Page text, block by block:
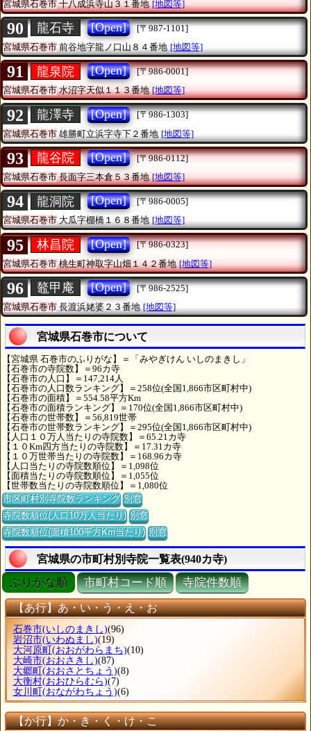
宮城県石巻市十八成浜寺山３１番地 [地図等]
90 龍石寺 [Open]
[〒987-1101]
宮城県石巻市 前谷地字龍ノ口山８４番地 [地図等]
91 龍泉院 [Open]
[〒986-0001]
宮城県石巻市水沼字天似１１３番地 [地図等]
92 龍澤寺 [Open]
[〒986-1303]
宮城県石巻市 雄勝町立浜字寺下２番地 [地図等]
93 龍谷院 [Open]
[〒986-0112]
宮城県石巻市長面字三本倉５３番地 [地図等]
94 龍洞院 [Open]
[〒986-0005]
宮城県石巻市大瓜字棚橋１６８番地 [地図等]
95 林昌院 [Open]
[〒986-0323]
宮城県石巻市桃生町神取字山畑１４２番地 [地図等]
96 鼇甲庵 [Open]
[〒986-2525]
宮城県石巻市 長渡浜姥婆２３番地 [地図等]
宮城県石巻市について
【宮城県 石巻市のふりがな】＝「みやぎけん いしのまきし」
【石巻市の寺院数】＝96カ寺
【石巻市の人口】＝147,214人
【石巻市の人口数ランキング】＝258位(全国1,866市区町村中)
【石巻市の面積】＝554.58平方Km
【石巻市の面積ランキング】＝170位(全国1,866市区町村中)
【石巻市の世帯数】＝56,819世帯
【石巻市の世帯数ランキング】＝295位(全国1,866市区町村中)
【人口１０万人当たりの寺院数】＝65.21カ寺
【１０Km四方当たりの寺院数】＝17.31カ寺
【１０万世帯当たりの寺院数】＝168.96カ寺
【人口当たりの寺院数順位】＝1,098位
【面積当たりの寺院数順位】＝1,055位
【世帯数当たりの寺院数順位】＝1,080位
市区町村別寺院数ランキング 別窓
寺院数順位(人口10万人当たり) 別窓
寺院数順位(面積100平方Km当たり) 別窓
宮城県の市町村別寺院一覧表(940カ寺)
ぶりがな順 市町村コード順 寺院件数順
【あ行】あ・い・う・え・お
石巻市(いしのまきし)(96)
岩沼市(いわぬまし)(19)
大河原町 (おおがわらまち)(10)
大崎市(おおさきし)(87)
大郷町 (おおさとちょう)(8)
大衡村(おおひらむら)(7)
女川町 (おながわちょう)(6)
【か行】か・き・く・け・こ